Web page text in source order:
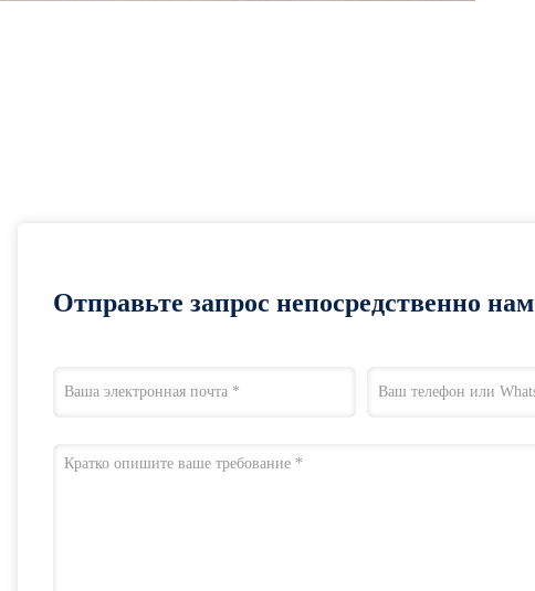
Отправьте запрос непосредственно нам